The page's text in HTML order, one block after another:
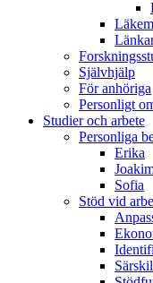
Självhjälp
För anhöriga
Personligt
Studier och arbete
Personliga
Erika
Sofia
Stöd vid